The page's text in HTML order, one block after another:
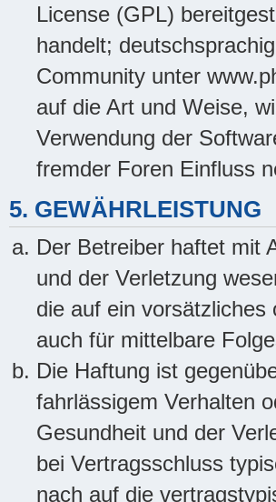
License (GPL)
handelt;
Community unter
auf die Art und Weise,
Verwendung der
fremder Foren Einfluss
5. GEWÄHRLEISTUNG
Der Betreiber haftet mit
und der Verletzung
die auf ein
auch für mittelbare
Die Haftung ist
fahrlässigem Verhalten
Gesundheit und der
bei Vertragsschluss
nach auf die